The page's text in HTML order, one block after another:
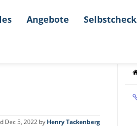
Angebote Selbstcheck
Dec 5, 2022 by Henry Tackenberg